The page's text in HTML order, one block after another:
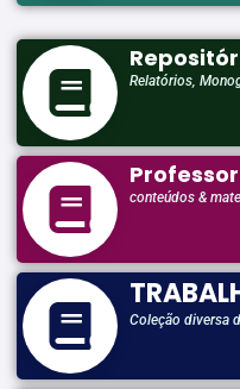
Relatórios,
conteúdos &
Coleção diversa